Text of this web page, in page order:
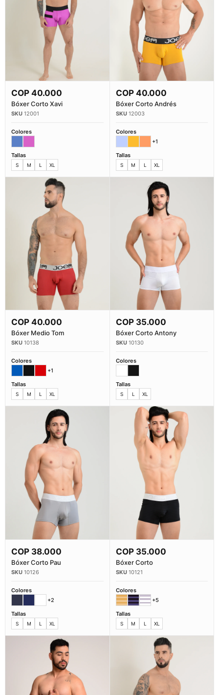
Comprar Ahora
COP 40.000
Bóxer Corto Xavi
12001
Colores
Tallas
S M L XL
Comprar Ahora
COP40.000
Bóxer Corto Andrés
12003
Colores
+1
Tallas
S M L XL
Comprar Ahora
COP 40.000
Bóxer Medio Tom
10138
Colores
+1
Tallas
S M L XL
Comprar Ahora
COP35.000
Bóxer Corto Antony
10130
Colores
Tallas
S L XL
Comprar Ahora
COP 38.000
Bóxer Corto Pau
10126
Colores
+2
Tallas
S M L XL
Comprar Ahora
COP35.000
Bóxer Corto
10121
Colores
+5
Tallas
S M L XL